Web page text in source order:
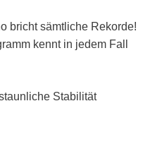
bricht sämtliche Rekorde!
kennt in jedem Fall
Stabilität